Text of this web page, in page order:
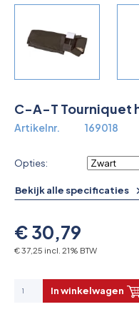
C-A-T Tourniquet
Artikelnr. 169018
Opties:
Bekijk alle specificaties
€ 30,79
€ 37,25 incl. 21% BTW
In winkelwagen